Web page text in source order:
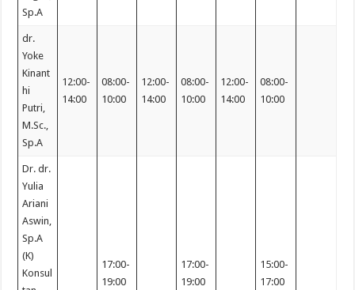
Sp.A
dr.
Yoke
Kinant
hi
Putri,
M.Sc.,
Sp.A
12:00-
14:00
08:00-
10:00
12:00-
14:00
08:00-
10:00
12:00-
14:00
08:00-
10:00
Dr. dr.
Yulia
Ariani
Aswin,
Sp.A
(K)
Konsul
17:00-
19:00
17:00-
19:00
15:00-
17:00